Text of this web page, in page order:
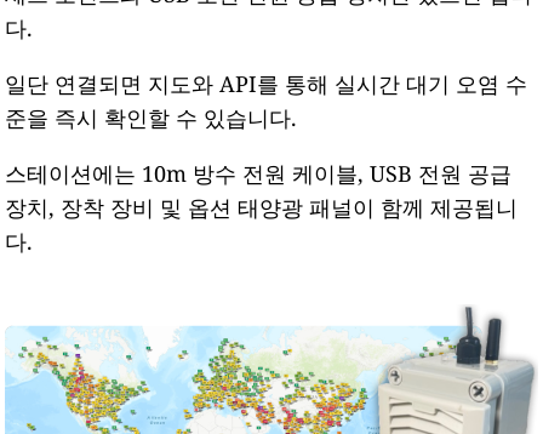
다.
일단 연결되면 지도와 API를 통해 실시간 대기 오염 수
준을 즉시 확인할 수 있습니다.
스테이션에는 10m 방수 전원 케이블, USB 전원 공급
장치, 장착 장비 및 옵션 태양광 패널이 함께 제공됩니
다.